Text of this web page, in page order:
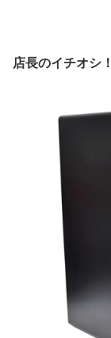
店長のイチオシ！